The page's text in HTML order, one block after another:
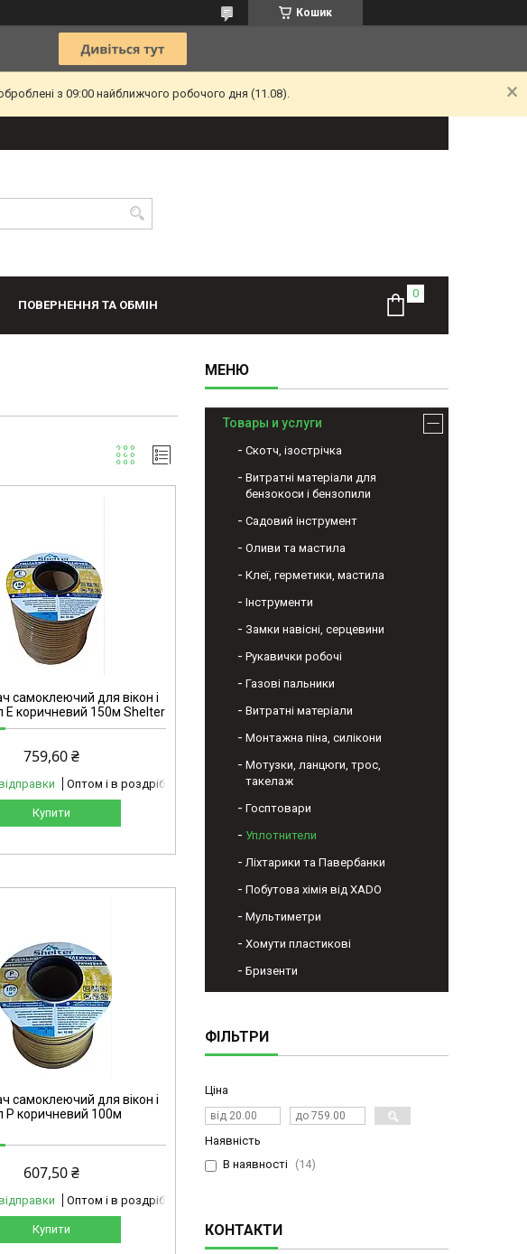
Кошик
з 09:00 найближчого робочого дня (11.08).
ПОВЕРНЕННЯ ТА ОБМІН
самоклеючий для вікон і
Е коричневий 150м Shelter
759,60 ₴
Оптом і в роздріб
Купити
самоклеючий для вікон і
Р коричневий 100м
607,50 ₴
Оптом і в роздріб
Купити
Товары и услуги
Скотч, ізострічка
Витратні матеріали для
бензокоси і бензопили
Садовий інструмент
Оливи та мастила
Клеї, герметики, мастила
Інструменти
Замки навісні, серцевини
Рукавички робочі
Газові пальники
Витратні матеріали
Монтажна піна, силікони
Мотузки, ланцюги, трос,
такелаж
Госптовари
Уплотнители
Ліхтарики та Павербанки
Побутова хімія від XADO
Мультиметри
Хомути пластикові
Бризенти
ФІЛЬТРИ
Ціна
Наявність
В наявності
14
КОНТАКТИ